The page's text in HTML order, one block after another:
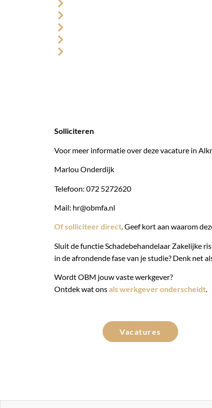
Solliciteren
Voor meer informatie over deze vacature in
Marlou Onderdijk
Telefoon: 072 5272620
Mail: hr@obmfa.nl
Of solliciteer direct. Geef kort aan waarom
Sluit de functie Schadebehandelaar Zakelijke
in de afrondende fase van je studie? Denk net
Wordt OBM jouw vaste werkgever?
Ontdek wat onsals werkgever onderscheidt.
Vacatures